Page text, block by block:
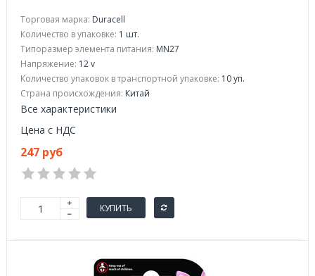
Торговая марка: Duracell
Количество в упаковке: 1 шт.
Типоразмер элемента питания: MN27
Напряжение: 12 v
Количество упаковок в транспортной упаковке: 10 уп.
Страна происхождения: Китай
Все характеристики
Цена с НДС
247 руб
КУПИТЬ